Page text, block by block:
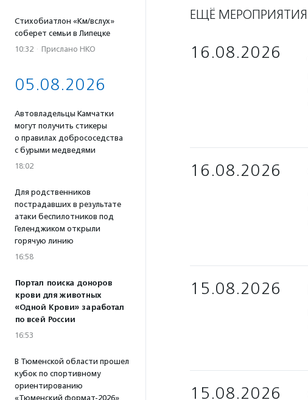
Стихобиатлон «Км/вслух»
соберет семьи в Липецке
10:32 · Прислано НКО
05.08.2026
Автовладельцы Камчатки
могут получить стикеры
о правилах добрососедства
с бурыми медведями
18:02
Для родственников
пострадавших в результате
атаки беспилотников под
Геленджиком открыли
горячую линию
16:58
Портал поиска доноров
крови для животных
«Одной Крови» заработал
по всей России
16:53
В Тюменской области прошел
кубок по спортивному
ориентированию
«Тюменский формат-2026»
ЕЩЁ МЕРОПРИЯТИЯ
16.08.2026
16.08.2026
15.08.2026
15.08.2026